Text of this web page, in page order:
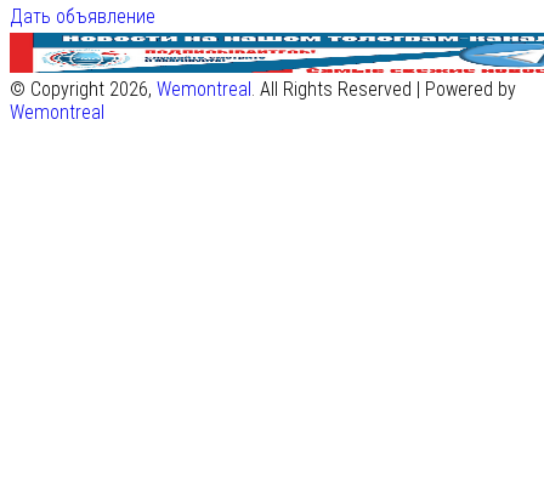
Дать объявление
© Copyright 2026, Wemontreal. All Rights Reserved | Powered by
Wemontreal